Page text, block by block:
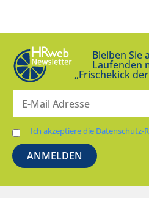
Bleiben Sie
Laufenden
„Frischekick der
Ich akzeptiere die Datenschutz-